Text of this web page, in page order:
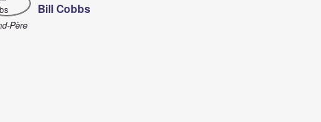
Bill Cobbs
Père